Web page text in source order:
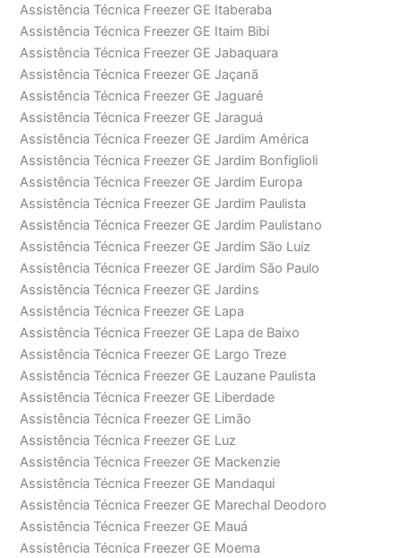
Assistência Técnica Freezer GE Itaberaba
Assistência Técnica Freezer GE Itaim Bibi
Assistência Técnica Freezer GE Jabaquara
Assistência Técnica Freezer GE Jaçanã
Assistência Técnica Freezer GE Jaguaré
Assistência Técnica Freezer GE Jaraguá
Assistência Técnica Freezer GE Jardim América
Assistência Técnica Freezer GE Jardim Bonfiglioli
Assistência Técnica Freezer GE Jardim Europa
Assistência Técnica Freezer GE Jardim Paulista
Assistência Técnica Freezer GE Jardim Paulistano
Assistência Técnica Freezer GE Jardim São Luiz
Assistência Técnica Freezer GE Jardim São Paulo
Assistência Técnica Freezer GE Jardins
Assistência Técnica Freezer GE Lapa
Assistência Técnica Freezer GE Lapa de Baixo
Assistência Técnica Freezer GE Largo Treze
Assistência Técnica Freezer GE Lauzane Paulista
Assistência Técnica Freezer GE Liberdade
Assistência Técnica Freezer GE Limão
Assistência Técnica Freezer GE Luz
Assistência Técnica Freezer GE Mackenzie
Assistência Técnica Freezer GE Mandaqui
Assistência Técnica Freezer GE Marechal Deodoro
Assistência Técnica Freezer GE Mauá
Assistência Técnica Freezer GE Moema